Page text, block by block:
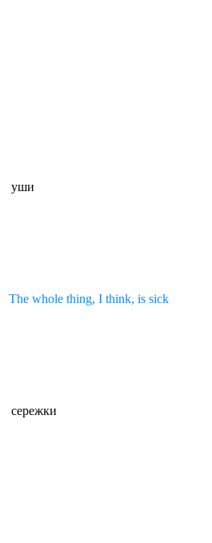
уши
The whole thing, I think, is sick
сережки